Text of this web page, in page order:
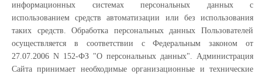
информационных системах персональных данных с
использованием средств автоматизации или без использования
таких средств. Обработка персональных данных Пользователей
осуществляется в соответствии с Федеральным законом от
27.07.2006 N 152-ФЗ "О персональных данных". Администрация
Сайта принимает необходимые организационные и технические